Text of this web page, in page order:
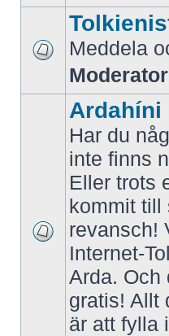
Meddela
Ardahíni
Har du
inte finns
Eller trots
kommit till
revansch!
Internet-
Arda. Och
gratis! Allt
är att fylla